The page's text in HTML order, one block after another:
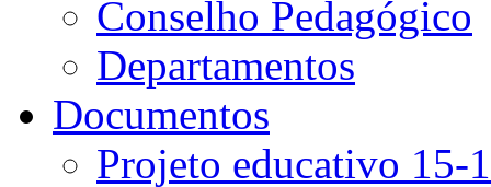
Conselho Pedagógico
Departamentos
Documentos
Projeto educativo 15-